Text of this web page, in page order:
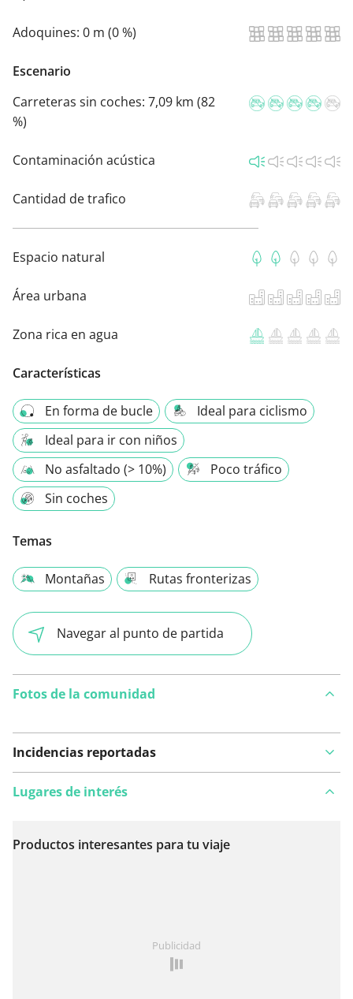
Adoquines: 0 m (0 %)
Escenario
Carreteras sin coches: 7,09 km (82
%)
Contaminación acústica
Cantidad de trafico
Espacio natural
Área urbana
Zona rica en agua
Características
En forma de bucle
Ideal para ciclismo
Ideal para ir con niños
No asfaltado (> 10%)
Poco tráfico
Sin coches
Temas
Montañas Rutas fronterizas
Navegar al punto de partida
Fotos de la comunidad
Incidencias reportadas
Ver en el mapa
Lugares de interés
Productos interesantes para tu viaje
Publicidad